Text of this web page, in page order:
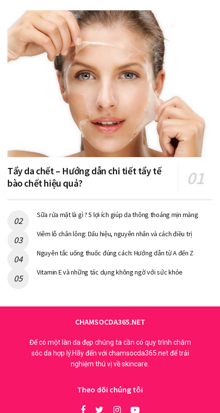
Tẩy da chết – Hướng dẫn chi tiết tẩy tế
bào chết hiệu quả?
Sữa rửa mặt là gì ? 5 lợi ích giúp da thông thoáng mịn màng
Viêm lỗ chân lông: Dấu hiệu, nguyên nhân và cách điều trị
Nguyên tắc uống thuốc đúng cách: Hướng dẫn từ A đến Z
Vitamin E và những tác dụng không ngờ với sức khỏe
CHAMSOCDA365.NET
Để có một làn da đẹp chúng ta cần có quy trình chăm
sóc da hợp lý.Hãy đến với chamsocda365.net để trải
nghiệm thú vị về skincare.
Theo dõi chúng tôi